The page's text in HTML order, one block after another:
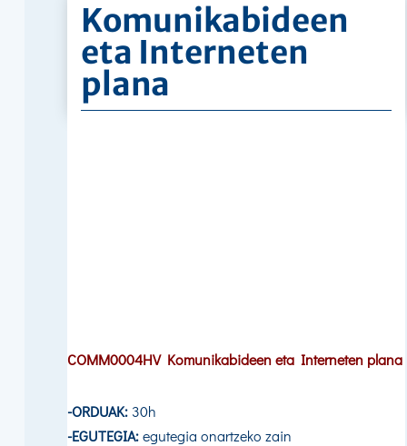
Komunikabideen
eta Interneten
plana
COMM0004HV Komunikabideen eta Interneten plana
-ORDUAK:30h
-EGUTEGIA:egutegia onartzeko zain